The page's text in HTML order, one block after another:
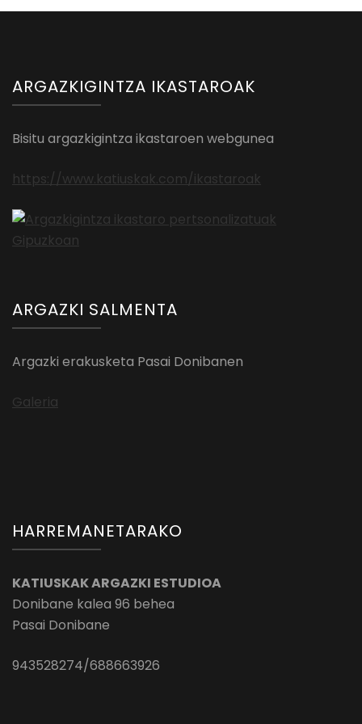
ARGAZKIGINTZA IKASTAROAK
Bisitu argazkigintza ikastaroen webgunea
https://www.katiuskak.com/ikastaroak
ARGAZKI SALMENTA
Argazki erakusketa Pasai Donibanen
Galeria
HARREMANETARAKO
KATIUSKAK ARGAZKI ESTUDIOA
Donibane kalea 96 behea
Pasai Donibane
943528274/688663926